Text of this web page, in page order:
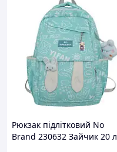
Рюкзак підлітковий No
Brand 230632 Зайчик 20 л